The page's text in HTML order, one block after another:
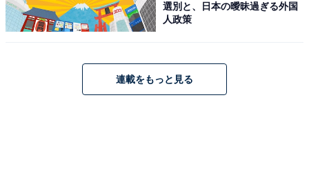
選別と、日本の曖昧過ぎる外国
人政策
連載をもっと見る